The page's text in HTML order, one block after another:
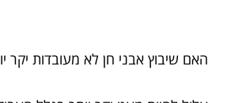
האם שיבוץ אבני חן לא מעובדות יקר